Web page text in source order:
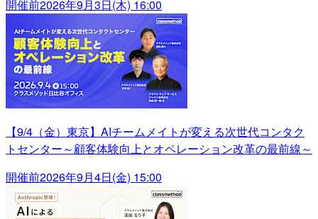
開催前2026年9月3日(木) 16:00
【9/4（金）東京】AIチームメイトが変える次世代コンタク
トセンター～顧客体験向上とオペレーション改革の最前線～
開催前2026年9月4日(金) 15:00